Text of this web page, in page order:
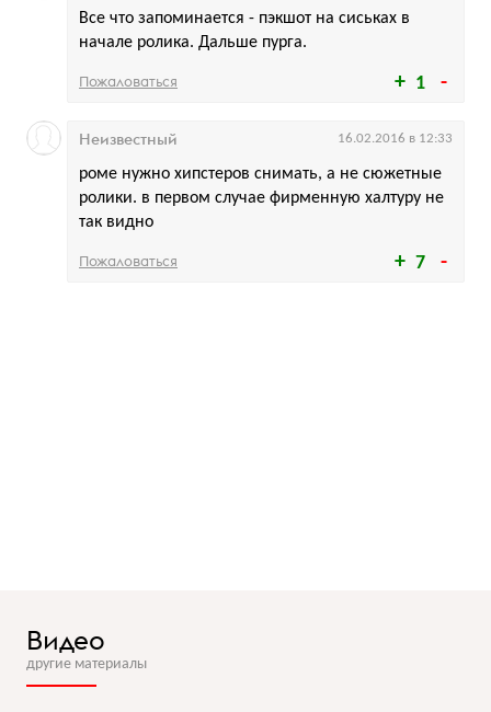
1
Все что запоминается - пэкшот на сиськах в
начале ролика. Дальше пурга.
Пожаловаться
7
роме нужно хипстеров снимать, а не сюжетные
ролики. в первом случае фирменную халтуру не
так видно
Неизвестный 16.02.2016 в 12:33
Пожаловаться
Видео
другие материалы